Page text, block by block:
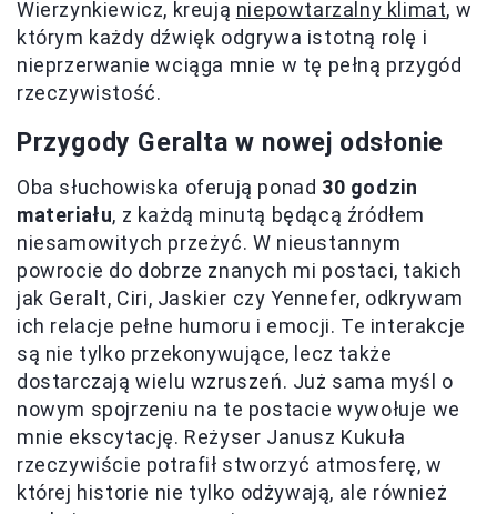
Wierzynkiewicz, kreują niepowtarzalny klimat, w
którym każdy dźwięk odgrywa istotną rolę i
nieprzerwanie wciąga mnie w tę pełną przygód
rzeczywistość.
Przygody Geralta w nowej odsłonie
Oba słuchowiska oferują ponad 30 godzin
materiału, z każdą minutą będącą źródłem
niesamowitych przeżyć. W nieustannym
powrocie do dobrze znanych mi postaci, takich
jak Geralt, Ciri, Jaskier czy Yennefer, odkrywam
ich relacje pełne humoru i emocji. Te interakcje
są nie tylko przekonywujące, lecz także
dostarczają wielu wzruszeń. Już sama myśl o
nowym spojrzeniu na te postacie wywołuje we
mnie ekscytację. Reżyser Janusz Kukuła
rzeczywiście potrafił stworzyć atmosferę, w
której historie nie tylko odżywają, ale również